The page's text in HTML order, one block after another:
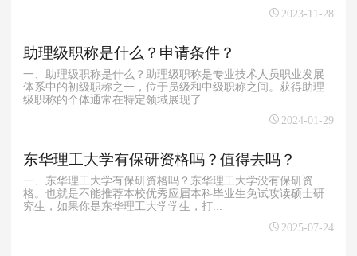
2023-11-28
助理级职称是什么？申请条件？
一、助理级职称是什么？助理级职称是专业技术人员职业发展
体系中的初级职称之一，位于员级和中级职称之间。获得助理
级职称的个体通常在特定领域展现了...
2024-01-29
东华理工大学有保研资格吗？值得去吗？
一、东华理工大学有保研资格吗？东华理工大学没有保研资
格。也就是不能推荐本校优秀应届本科毕业生免试攻读硕士研
究生，如果你是东华理工大学学生，打...
2025-07-24